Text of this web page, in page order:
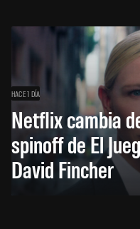
HACE 1 DÍA
Netflix cambia
spinoff de El
David Fincher